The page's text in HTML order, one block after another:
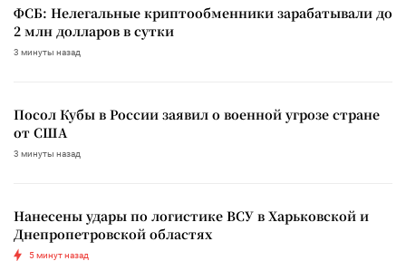
ФСБ: Нелегальные криптообменники зарабатывали до
2 млн долларов в сутки
3 минуты назад
Посол Кубы в России заявил о военной угрозе стране
от США
3 минуты назад
Нанесены удары по логистике ВСУ в Харьковской и
Днепропетровской областях
5 минут назад